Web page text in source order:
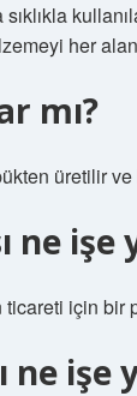
her
mı?
üretilir ve
ne işe
için bir
ne işe